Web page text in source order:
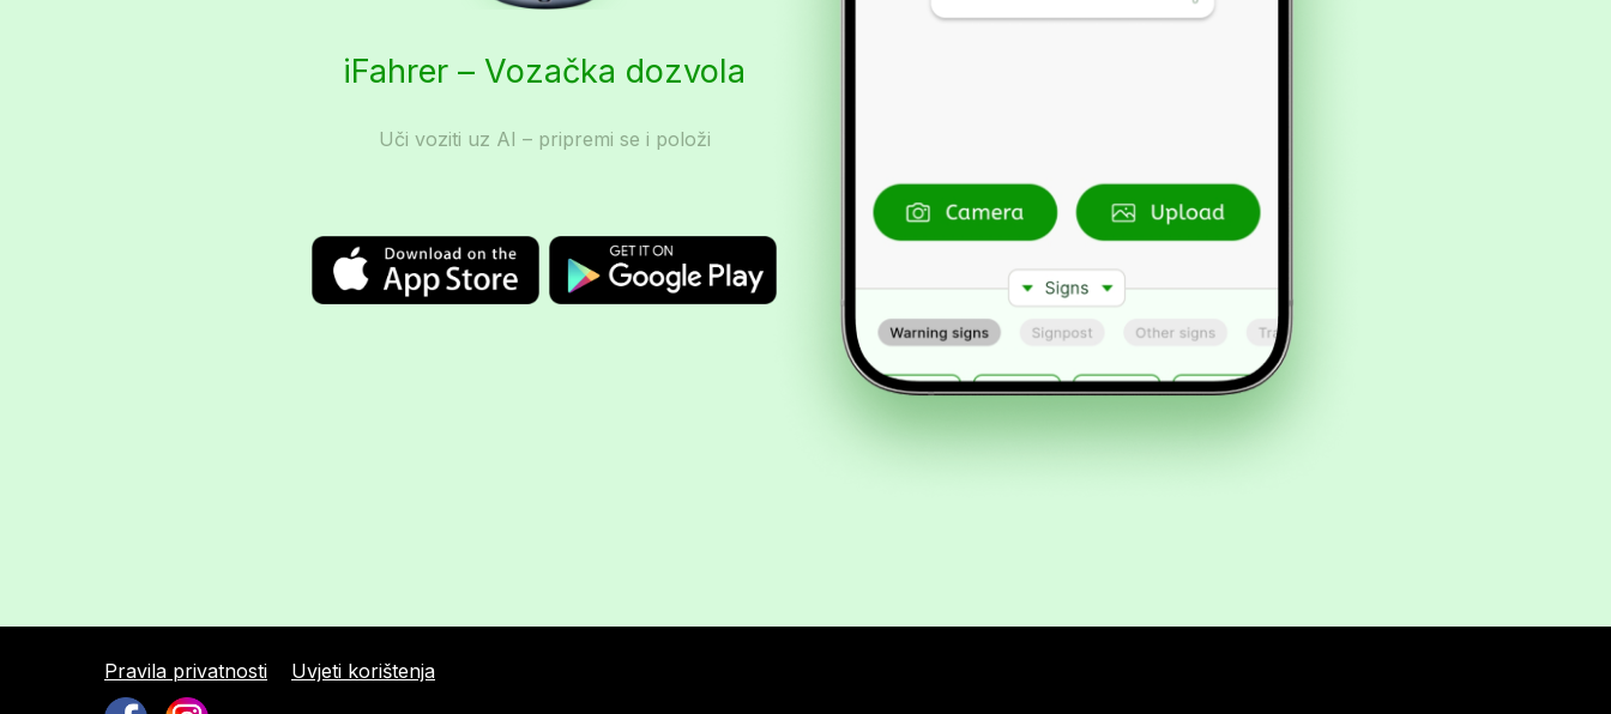
iFahrer – Vozačka dozvola
Uči voziti uz AI – pripremi se i položi
Pravila privatnosti Uvjeti korištenja